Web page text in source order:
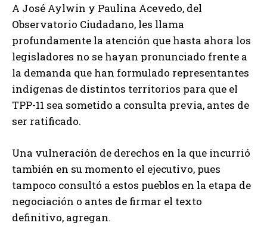
A José Aylwin y Paulina Acevedo, del
Observatorio Ciudadano, les llama
profundamente la atención que hasta ahora los
legisladores no se hayan pronunciado frente a
la demanda que han formulado representantes
indígenas de distintos territorios para que el
TPP-11 sea sometido a consulta previa, antes de
ser ratificado.
Una vulneración de derechos en la que incurrió
también en su momento el ejecutivo, pues
tampoco consultó a estos pueblos en la etapa de
negociación o antes de firmar el texto
definitivo, agregan.